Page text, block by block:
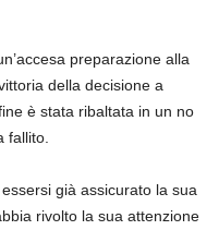
preparazione alla
della decisione a
è stata ribaltata in un no
fallito.
già assicurato la sua
rivolto la sua attenzione